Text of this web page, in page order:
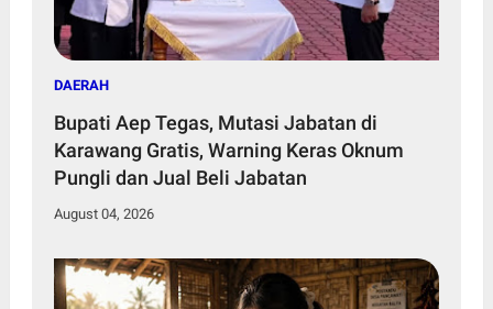
DAERAH
Bupati Aep Tegas, Mutasi Jabatan di
Karawang Gratis, Warning Keras Oknum
Pungli dan Jual Beli Jabatan
August 04, 2026